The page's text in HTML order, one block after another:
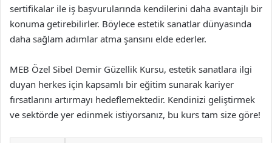
sertifikalar ile iş başvurularında kendilerini daha avantajlı bir
konuma getirebilirler. Böylece estetik sanatlar dünyasında
daha sağlam adımlar atma şansını elde ederler.
MEB Özel Sibel Demir Güzellik Kursu, estetik sanatlara ilgi
duyan herkes için kapsamlı bir eğitim sunarak kariyer
fırsatlarını artırmayı hedeflemektedir. Kendinizi geliştirmek
ve sektörde yer edinmek istiyorsanız, bu kurs tam size göre!